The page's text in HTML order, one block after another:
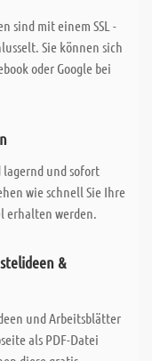
sind mit einem SSL -
Sie können sich
oder Google bei
lagernd und sofort
wie schnell Sie Ihre
erhalten werden.
&
und Arbeitsblätter
als PDF-Datei